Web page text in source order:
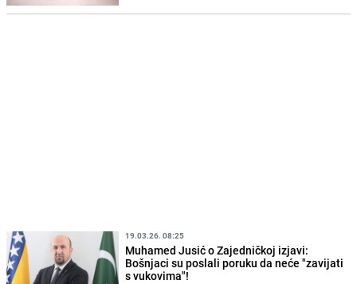
19.03.26. 08:25
Muhamed Jusić o Zajedničkoj izjavi:
Bošnjaci su poslali poruku da neće "zavijati
s vukovima"!